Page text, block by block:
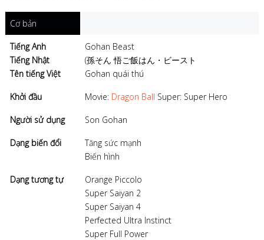
Cơ bản
Tiếng Anh
Tiếng Nhật
Tên tiếng Việt
Gohan Beast
(孫そん 悟ご飯はん・ビースト
Gohan quái thú
Khởi đầu Movie: Dragon Ball Super: Super Hero
Người sử dụng Son Gohan
Dạng biến đổi
Tăng sức mạnh
Biến hình
Dạng tương tự
Orange Piccolo
Super Saiyan 2
Super Saiyan 4
Perfected Ultra Instinct
Super Full Power